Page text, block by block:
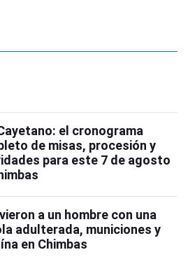
el cronograma
de misas, procesión y
para este 7 de agosto
a un hombre con una
adulterada, municiones y
en Chimbas